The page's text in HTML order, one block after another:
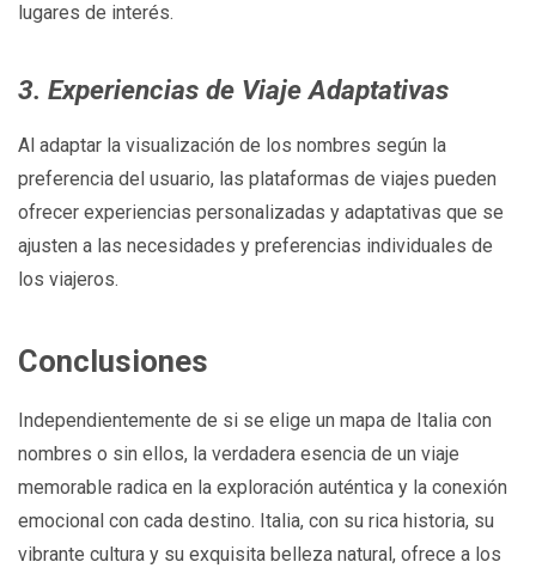
lugares de interés.
3. Experiencias de Viaje Adaptativas
Al adaptar la visualización de los nombres según la
preferencia del usuario, las plataformas de viajes pueden
ofrecer experiencias personalizadas y adaptativas que se
ajusten a las necesidades y preferencias individuales de
los viajeros.
Conclusiones
Independientemente de si se elige un mapa de Italia con
nombres o sin ellos, la verdadera esencia de un viaje
memorable radica en la exploración auténtica y la conexión
emocional con cada destino. Italia, con su rica historia, su
vibrante cultura y su exquisita belleza natural, ofrece a los